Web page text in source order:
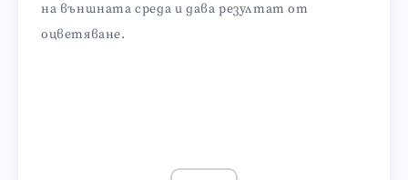
на външната среда и дава резултат от
оцветяване.